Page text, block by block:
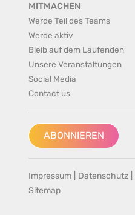
MITMACHEN
Werde Teil des Teams
Werde aktiv
Bleib auf dem Laufenden
Unsere Veranstaltungen
Social Media
Contact us
ABONNIEREN
Impressum Datenschutz
Sitemap